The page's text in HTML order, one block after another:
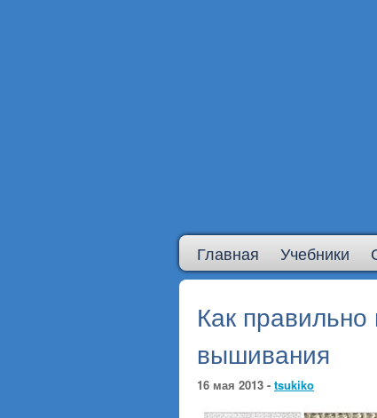
Главная Учебники
Как правильно
вышивания
16 мая 2013 - tsukiko